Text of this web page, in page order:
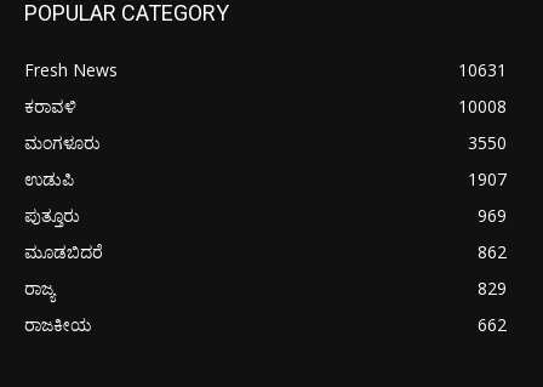
POPULAR CATEGORY
Fresh News
10631
ಕರಾವಳಿ
10008
ಮಂಗಳೂರು
3550
ಉಡುಪಿ
1907
ಪುತ್ತೂರು
969
ಮೂಡಬಿದರೆ
862
ರಾಜ್ಯ
829
ರಾಜಕೀಯ
662